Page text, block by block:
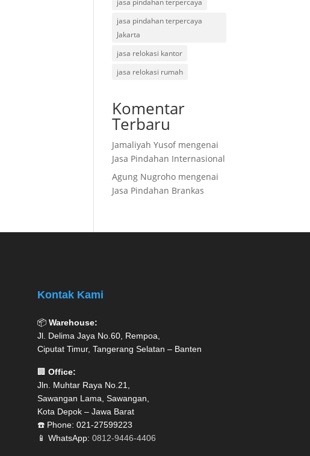
jasa pindahan terpercaya
jasa pindahan terpercaya
Jakarta
jasa relokasi kantor
jasa relokasi rumah
Komentar
Terbaru
Jamaliyah Yusofmengenai
Jasa Pindahan Internasional
Agung Nugroho mengenai
Jasa Pindahan Brankas
Kontak Kami
📦 Warehouse:
Jl. Delima Jaya No.60, Rempoa,
Ciputat Timur, Tangerang Selatan – Banten
🏢 Office:
Jln. Muhtar Raya No.21,
Sawangan Lama, Sawangan,
Kota Depok – Jawa Barat
☎️ Phone: 021-27599223
📱 WhatsApp: 0812-9446-4406